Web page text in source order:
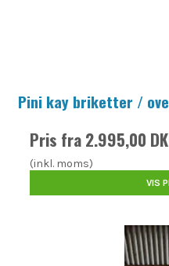
Pini kay briketter /
Pris fra2.995,00
(inkl. moms)
VIS